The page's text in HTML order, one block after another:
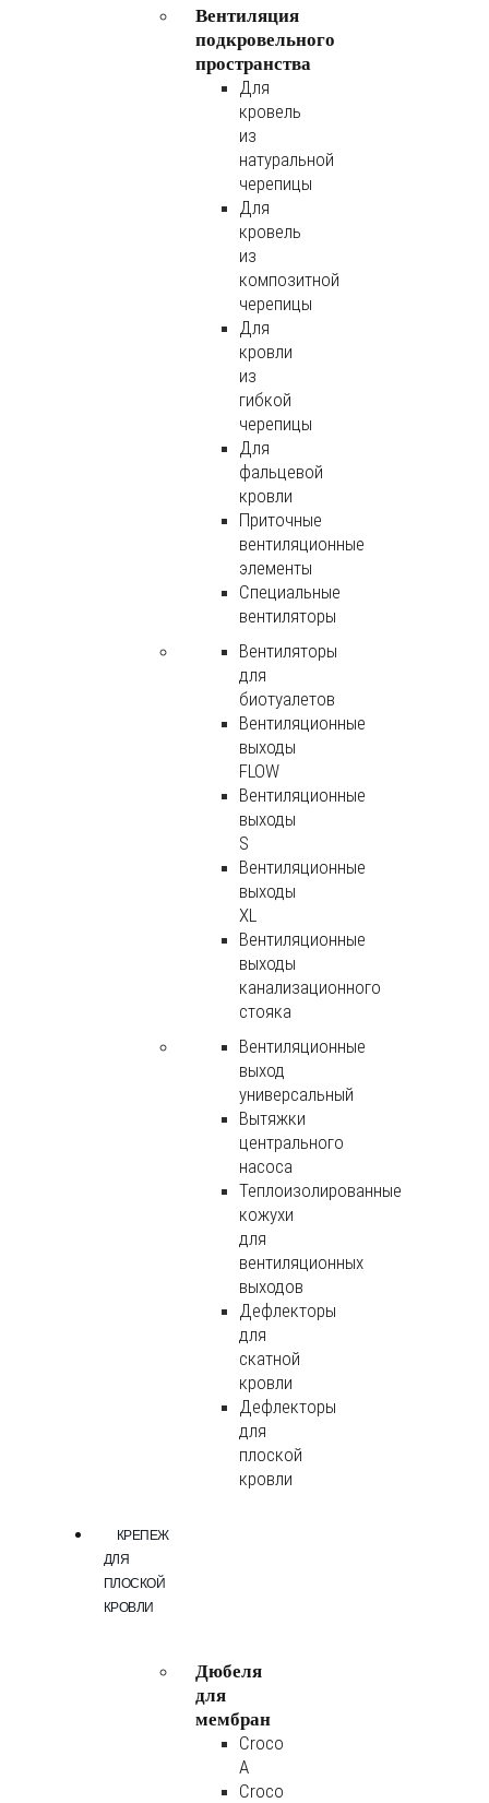
Вентиляция
подкровельного
пространства
Для
кровель
из
натуральной
черепицы
Для
кровель
из
композитной
черепицы
Для
кровли
из
гибкой
черепицы
Для
фальцевой
кровли
Приточные
вентиляционные
элементы
Специальные
вентиляторы
Вентиляторы
для
биотуалетов
Вентиляционные
выходы
FLOW
Вентиляционные
выходы
S
Вентиляционные
выходы
XL
Вентиляционные
выходы
канализационного
стояка
Вентиляционные
выход
универсальный
Вытяжки
центрального
насоса
Теплоизолированные
кожухи
для
вентиляционных
выходов
Дефлекторы
для
скатной
кровли
Дефлекторы
для
плоской
кровли
КРЕПЕЖ
ДЛЯ
ПЛОСКОЙ
КРОВЛИ
Дюбеля
для
мембран
Croco
A
Croco